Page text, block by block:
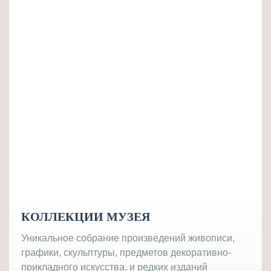
КОЛЛЕКЦИИ МУЗЕЯ
Уникальное собрание произведений живописи,
графики, скульптуры, предметов декоративно-
прикладного искусства, и редких изданий